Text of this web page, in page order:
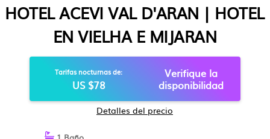
HOTEL ACEVI VAL D'ARAN | HOTEL
EN VIELHA E MIJARAN
Tarifas nocturnas de:
US $78
Verifique la
disponibilidad
Detalles del precio